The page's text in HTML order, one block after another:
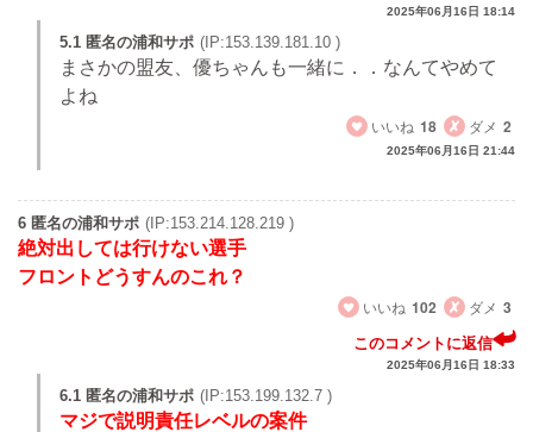
2025年06月16日 18:14
5.1 匿名の浦和サポ (IP:153.139.181.10 )
まさかの盟友、優ちゃんも一緒に．．なんてやめて
よね
いいね 18 ダメ 2
2025年06月16日 21:44
6 匿名の浦和サポ (IP:153.214.128.219 )
絶対出しては行けない選手
フロントどうすんのこれ？
いいね 102 ダメ 3
このコメントに返信
2025年06月16日 18:33
6.1 匿名の浦和サポ (IP:153.199.132.7 )
マジで説明責任レベルの案件